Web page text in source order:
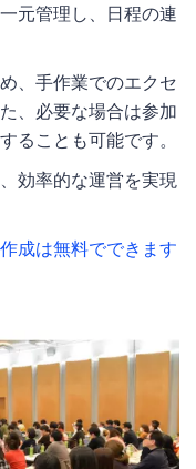
元管理し、日程の連
、手作業でのエクセ
、必要な場合は参加
ることも可能です。
効率的な運営を実現
成は無料でできます